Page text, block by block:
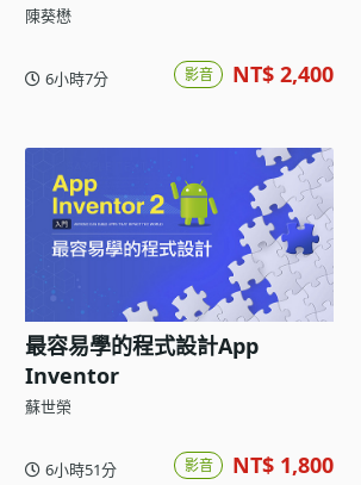
陳葵懋
6小時7分 影音 NT$ 2,400
最容易學的程式設計App
Inventor
蘇世榮
6小時51分 影音 NT$ 1,800